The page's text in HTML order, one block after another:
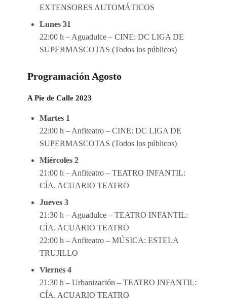
EXTENSORES AUTOMÁTICOS
Lunes 31
22:00 h – Aguadulce – CINE: DC LIGA DE
SUPERMASCOTAS (Todos los públicos)
Programación Agosto
A Pie de Calle 2023
Martes 1
22:00 h – Anfiteatro – CINE: DC LIGA DE
SUPERMASCOTAS (Todos los públicos)
Miércoles 2
21:00 h – Anfiteatro – TEATRO INFANTIL:
CÍA. ACUARIO TEATRO
Jueves 3
21:30 h – Aguadulce – TEATRO INFANTIL:
CÍA. ACUARIO TEATRO
22:00 h – Anfiteatro – MÚSICA: ESTELA
TRUJILLO
Viernes 4
21:30 h – Urbanización – TEATRO INFANTIL:
CÍA. ACUARIO TEATRO